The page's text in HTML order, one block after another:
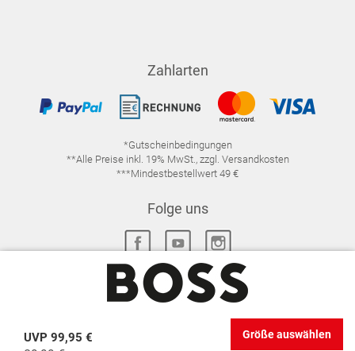
UVP 99,95 € Größe auswählen
Zahlarten
*Gutscheinbedingungen
**Alle Preise inkl. 19% MwSt., zzgl. Versandkosten
***Mindestbestellwert 49 €
Folge uns
DATENSCHUTZ-EINSTELLUNGEN
WIDERRUFSRECHT